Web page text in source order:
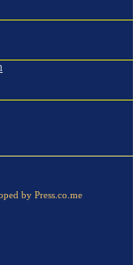
by Press.co.me